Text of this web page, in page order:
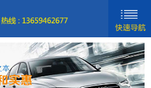
新闻动态
车型分类